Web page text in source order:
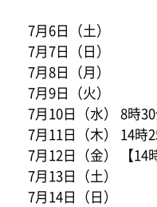
7月6日（土）
7月7日（日）
7月8日（月）
7月9日（火）
7月10日（水） 8時
7月11日（木） 14時
7月12日（金） 【14
7月13日（土）
7月14日（日）